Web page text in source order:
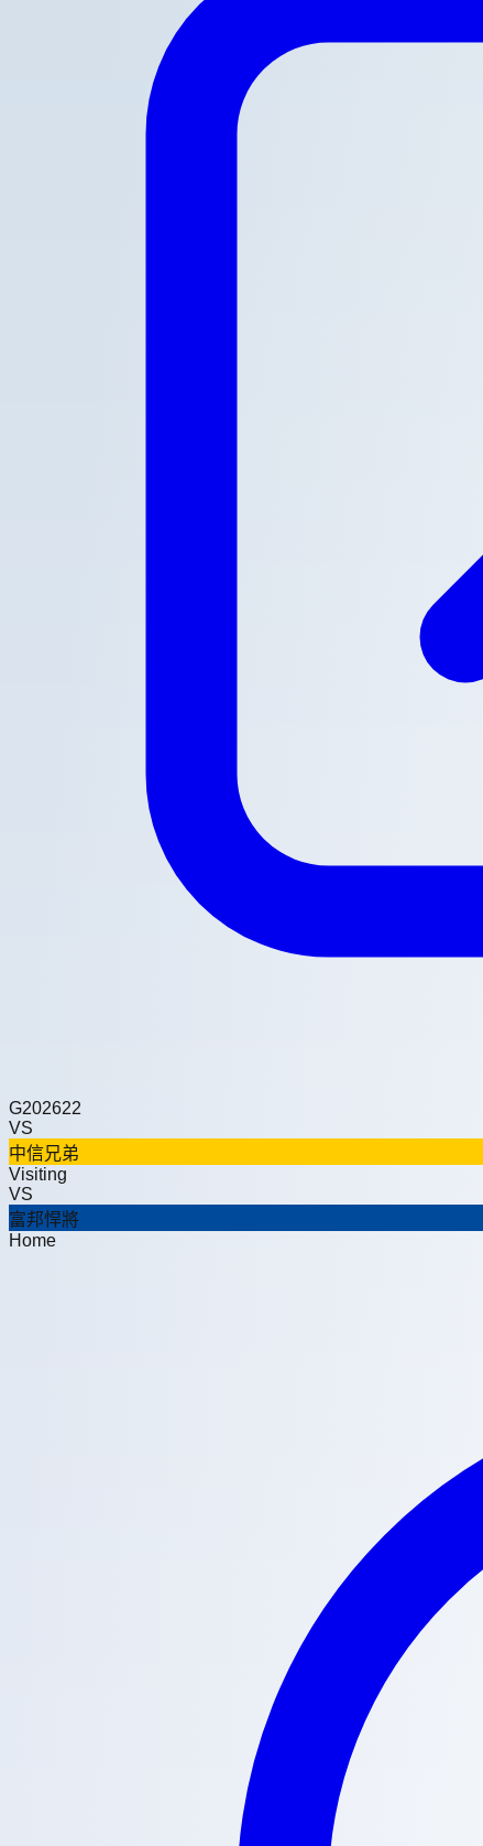
G202622
VS
中信兄弟
Visiting
VS
富邦悍將
Home